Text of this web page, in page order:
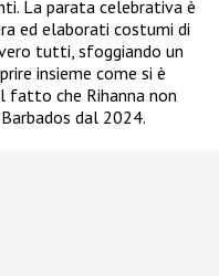
La parata celebrativa è
ed elaborati costumi di
tutti, sfoggiando un
insieme come si è
che Rihanna non
dal 2024.